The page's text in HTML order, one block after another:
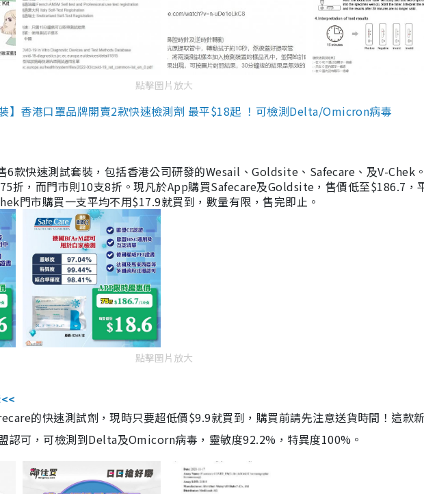
點擊圖片放大
】香港口罩品牌開賣2款快速檢測劑 最平$18起 ！可檢測Delta/Omicron病毒
6款快速測試套裝，包括香港公司研發的Wesail、Goldsite、Safecare、及V-Chek
折，而門市則10支8折。現凡於App購買Safecare及Goldsite，售價低至$186.7，
門市購買一支平均不用$17.9就買到，數量有限，售完即止。
點擊圖片放大
的快速測試劑，現時只要超低價$9.9就買到，購買前請先注意送貨時間！這款
認可，可檢測到Delta及Omicorn病毒，靈敏度92.2%，特異度100%。